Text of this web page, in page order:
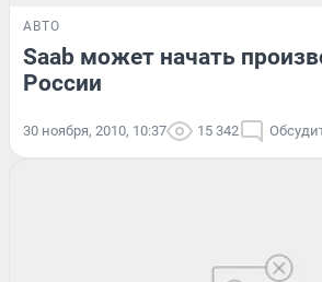
АВТО
Saab может начать
России
30 ноября, 2010, 10:37 15 342